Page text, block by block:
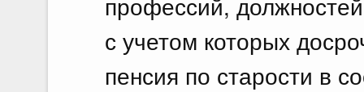
с учетом которых
пенсия по старости в